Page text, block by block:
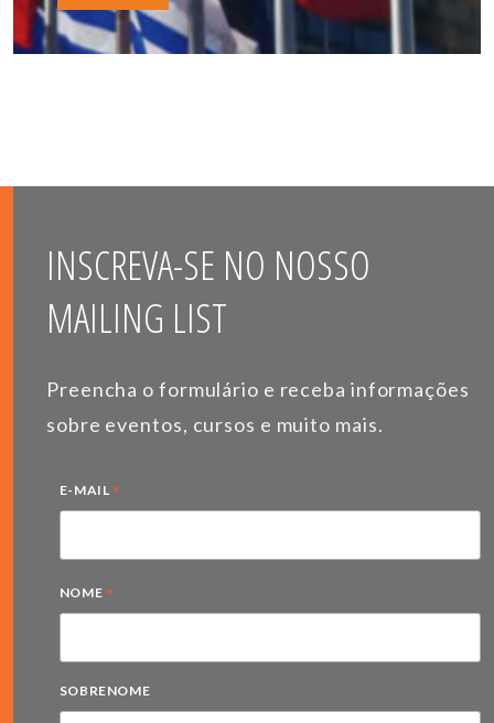
INSCREVA-SE NO NOSSO
MAILING LIST
Preencha o formulário e receba informações
sobre eventos, cursos e muito mais.
E-MAIL *
NOME *
SOBRENOME